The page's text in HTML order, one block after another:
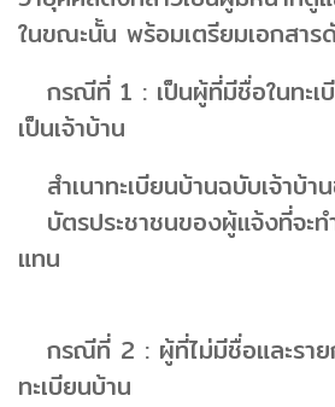
ในขณะนั้น พร้อมเตรียมเอกสาร
กรณีที่ 1 : เป็นผู้ที่มีชื่อในทะเ
เป็นเจ้าบ้าน
สำเนาทะเบียนบ้านฉบับเจ้าบ้
บัตรประชาชนของผู้แจ้งที่จะท
แทน
กรณีที่ 2 : ผู้ที่ไม่มีชื่อและราย
ทะเบียนบ้าน